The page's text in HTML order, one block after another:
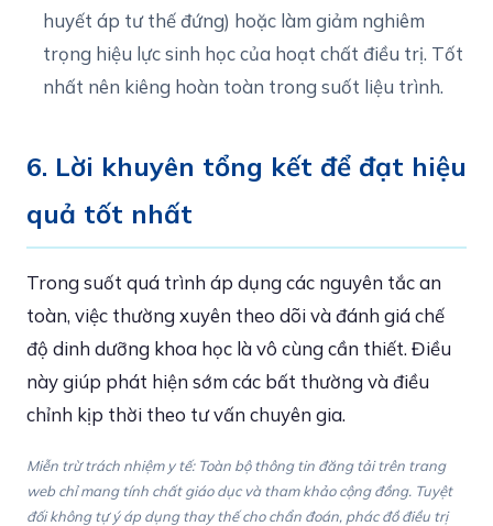
huyết áp tư thế đứng) hoặc làm giảm nghiêm
trọng hiệu lực sinh học của hoạt chất điều trị. Tốt
nhất nên kiêng hoàn toàn trong suốt liệu trình.
6. Lời khuyên tổng kết để đạt hiệu
quả tốt nhất
Trong suốt quá trình áp dụng các nguyên tắc an
toàn, việc thường xuyên theo dõi và đánh giá chế
độ dinh dưỡng khoa học là vô cùng cần thiết. Điều
này giúp phát hiện sớm các bất thường và điều
chỉnh kịp thời theo tư vấn chuyên gia.
Miễn trừ trách nhiệm y tế: Toàn bộ thông tin đăng tải trên trang
web chỉ mang tính chất giáo dục và tham khảo cộng đồng. Tuyệt
đối không tự ý áp dụng thay thế cho chẩn đoán, phác đồ điều trị